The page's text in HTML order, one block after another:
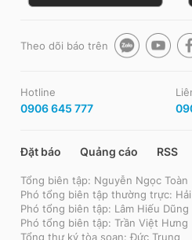
Theo dõi báo trên
Hotline
0906 645 777
Đặt báo Quảng cáo RSS
Tổng biên tập: Nguyễn Ngọc Toàn
Phó tổng biên tập thường trực:
Phó tổng biên tập: Lâm Hiếu Dũng
Phó tổng biên tập: Trần Việt Hưng
Tổng thư ký tòa soạn: Đức Trung